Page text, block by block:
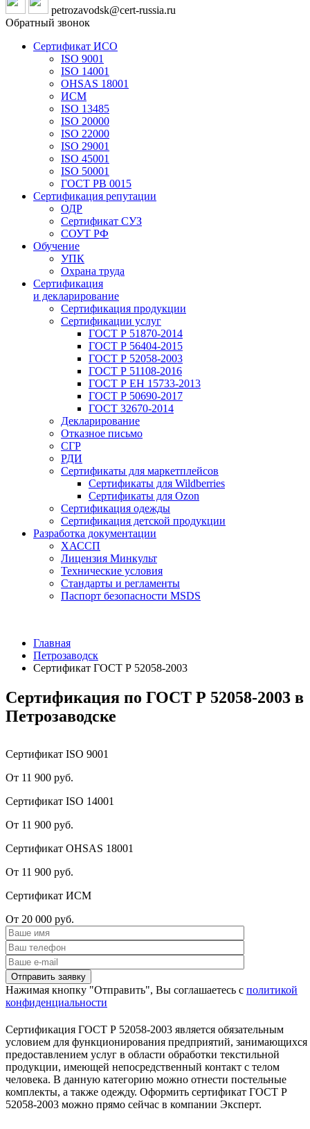
petrozavodsk@cert-russia.ru
Обратный звонок
Сертификат ИСО
ISO 9001
ISO 14001
OHSAS 18001
ИСМ
ISO 13485
ISO 20000
ISO 22000
ISO 29001
ISO 45001
ISO 50001
ГОСТ РВ 0015
Сертификация репутации
ОДР
Сертификат СУЗ
СОУТ РФ
Обучение
УПК
Охрана труда
Сертификация
и декларирование
Сертификация продукции
Сертификации услуг
ГОСТ Р 51870-2014
ГОСТ Р 56404-2015
ГОСТ Р 52058-2003
ГОСТ Р 51108-2016
ГОСТ Р ЕН 15733-2013
ГОСТ Р 50690-2017
ГОСТ 32670-2014
Декларирование
Отказное письмо
СГР
РДИ
Сертификаты для маркетплейсов
Сертификаты для Wildberries
Сертификаты для Ozon
Сертификация одежды
Сертификация детской продукции
Разработка документации
ХАССП
Лицензия Минкульт
Технические условия
Стандарты и регламенты
Паспорт безопасности MSDS
Главная
Петрозаводск
Сертификат ГОСТ Р 52058-2003
Сертификация по ГОСТ Р 52058-2003 в
Петрозаводске
Сертификат ISO 9001
От 11 900 руб.
Сертификат ISO 14001
От 11 900 руб.
Сертификат OHSAS 18001
От 11 900 руб.
Сертификат ИСМ
От 20 000 руб.
Нажимая кнопку "Отправить", Вы соглашаетесь с политикой
конфиденциальности
Сертификация ГОСТ Р 52058-2003 является обязательным
условием для функционирования предприятий, занимающихся
предоставлением услуг в области обработки текстильной
продукции, имеющей непосредственный контакт с телом
человека. В данную категорию можно отнести постельные
комплекты, а также одежду. Оформить сертификат ГОСТ Р
52058-2003 можно прямо сейчас в компании Эксперт.